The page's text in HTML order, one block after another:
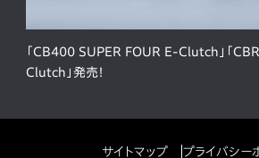
「CB400 SUPER FOUR E-Clutch」「
Clutch」発売！
サイトマップ プライバシー